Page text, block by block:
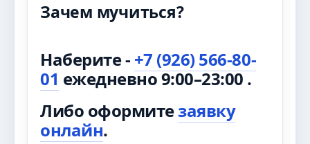
Зачем мучиться?
Наберите - +7 (926) 566-80-
01 ежедневно 9:00–23:00 .
Либо оформитезаявку
онлайн.